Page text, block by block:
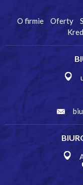
O firmie Oferty